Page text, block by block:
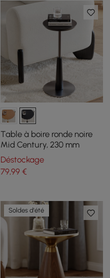
Table à boire ronde noire
Mid Century, 230 mm
Déstockage
79,99€
Soldes d'été